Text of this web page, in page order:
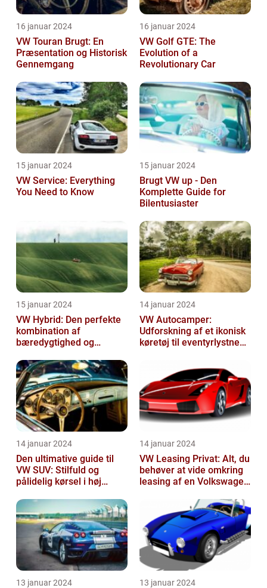
16 januar 2024
VW Touran Brugt: En
Præsentation og Historisk
Gennemgang
16 januar 2024
VW Golf GTE: The
Evolution of a
Revolutionary Car
15 januar 2024
VW Service: Everything
You Need to Know
15 januar 2024
Brugt VW up - Den
Komplette Guide for
Bilentusiaster
15 januar 2024
VW Hybrid: Den perfekte
kombination af
bæredygtighed og
14 januar 2024
VW Autocamper:
Udforskning af et ikonisk
køretøj til eventyrlystne
14 januar 2024
Den ultimative guide til
VW SUV: Stilfuld og
pålidelig kørsel i høj
14 januar 2024
VW Leasing Privat: Alt, du
behøver at vide omkring
leasing af en Volkswagen
13 januar 2024 13 januar 2024